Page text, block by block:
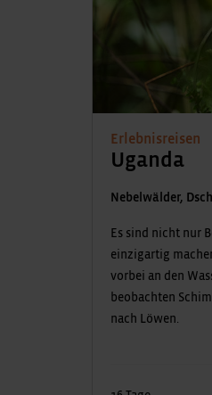
Erlebnisreisen
Uganda
Nebelwälder,
Es sind nicht nur
einzigartig
vorbei an den
beobachten
nach Löwen.